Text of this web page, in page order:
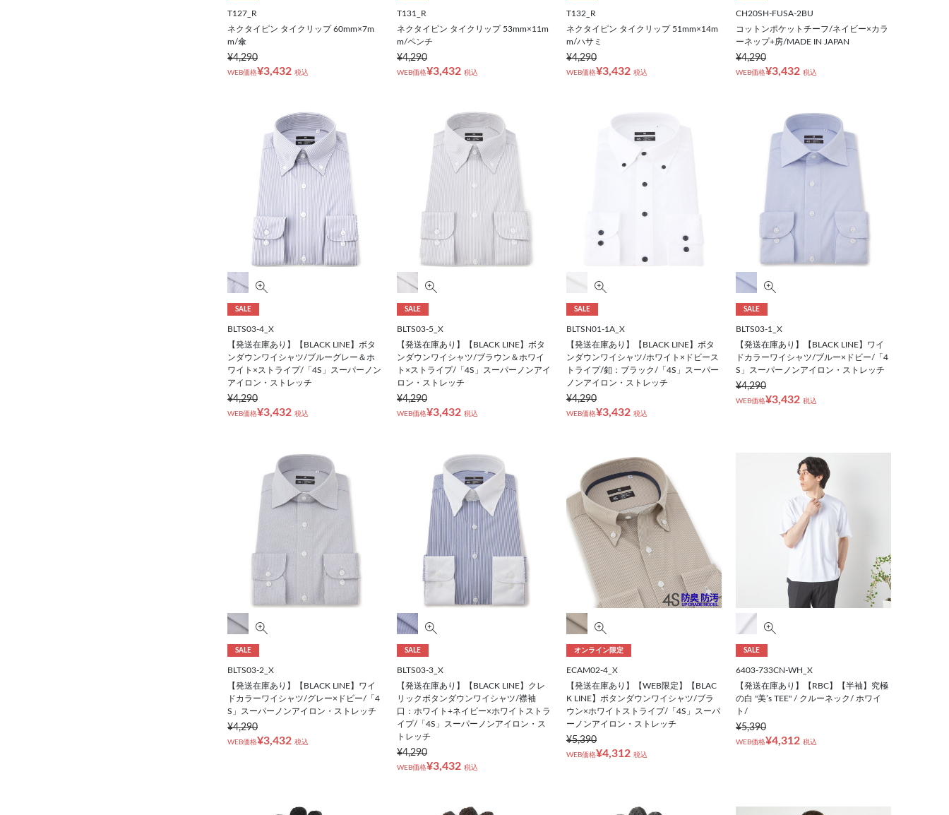
T127_R
ネクタイピン タイクリップ 60mm×7m
m/傘
¥4,290
WEB価格¥3,432 税込
T131_R
ネクタイピン タイクリップ 53mm×11m
m/ペンチ
¥4,290
WEB価格¥3,432 税込
T132_R
ネクタイピン タイクリップ 51mm×14m
m/ハサミ
¥4,290
WEB価格¥3,432 税込
CH20SH-FUSA-2BU
コットンポケットチーフ/ネイビー×カラ
ーネップ+房/MADE IN JAPAN
¥4,290
WEB価格¥3,432 税込
SALE
BLTS03-4_X
【発送在庫あり】【BLACK LINE】ボタ
ンダウンワイシャツ/ブルーグレー＆ホ
ワイト×ストライプ/「4S」スーパーノン
アイロン・ストレッチ
¥4,290
WEB価格¥3,432 税込
SALE
BLTS03-5_X
【発送在庫あり】【BLACK LINE】ボタ
ンダウンワイシャツ/ブラウン＆ホワイ
ト×ストライプ/「4S」スーパーノンアイ
ロン・ストレッチ
¥4,290
WEB価格¥3,432 税込
SALE
BLTSN01-1A_X
【発送在庫あり】【BLACK LINE】ボタ
ンダウンワイシャツ/ホワイト×ドビース
トライプ/釦：ブラック/「4S」スーパー
ノンアイロン・ストレッチ
¥4,290
WEB価格¥3,432 税込
SALE
BLTS03-1_X
【発送在庫あり】【BLACK LINE】ワイ
ドカラーワイシャツ/ブルー×ドビー/「4
S」スーパーノンアイロン・ストレッチ
¥4,290
WEB価格¥3,432 税込
SALE
BLTS03-2_X
【発送在庫あり】【BLACK LINE】ワイ
ドカラーワイシャツ/グレー×ドビー/「4
S」スーパーノンアイロン・ストレッチ
¥4,290
WEB価格¥3,432 税込
SALE
BLTS03-3_X
【発送在庫あり】【BLACK LINE】クレ
リックボタンダウンワイシャツ/襟袖
口：ホワイト+ネイビー×ホワイトストラ
イプ/「4S」スーパーノンアイロン・ス
トレッチ
¥4,290
WEB価格¥3,432 税込
オンライン限定
ECAM02-4_X
【発送在庫あり】【WEB限定】【BLAC
K LINE】ボタンダウンワイシャツ/ブラ
ウン×ホワイトストライプ/「4S」スーパ
ーノンアイロン・ストレッチ
¥5,390
WEB価格¥4,312 税込
SALE
6403-733CN-WH_X
【発送在庫あり】【RBC】【半袖】究極
の白 "美’s TEE" / クルーネック/ ホワイ
ト/
¥5,390
WEB価格¥4,312 税込